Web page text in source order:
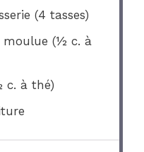
(4 tasses)
moulue (½ c. à
c. à thé)